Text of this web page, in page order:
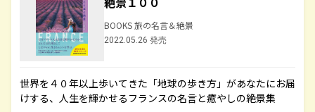
BOOKS 旅の名言＆絶景
2022.05.26 発売
世界を４０年以上歩いてきた「地球の歩き方」があなたにお届
けする、人生を輝かせるフランスの名言と癒やしの絶景集